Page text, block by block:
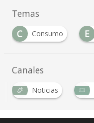
Temas
C
Consumo E
Canales
Noticias